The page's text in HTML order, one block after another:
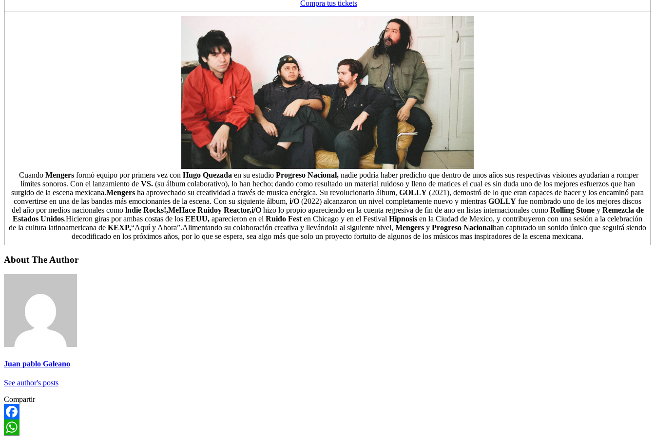
Compra tus tickets
Cuando Mengers formó equipo por primera vez con Hugo Quezada en su estudio Progreso Nacional, nadie podría haber predicho que dentro de unos años sus respectivas visiones ayudarían a romper
límites sonoros. Con el lanzamiento de VS. (su álbum colaborativo), lo han hecho; dando como resultado un material ruidoso y lleno de matices el cual es sin duda uno de los mejores esfuerzos que han
surgido de la escena mexicana.Mengers ha aprovechado su creatividad a través de musica enérgica. Su revolucionario álbum, GOLLY (2021), demostró de lo que eran capaces de hacer y los encaminó para
convertirse en una de las bandas más emocionantes de la escena. Con su siguiente álbum, i/O (2022) alcanzaron un nivel completamente nuevo y mientras GOLLY fue nombrado uno de los mejores discos
del año por medios nacionales como lndie Rocks!,MeHace Ruidoy Reactor,i/O hizo lo propio apareciendo en la cuenta regresiva de fin de ano en listas internacionales como Rolling Stone yRemezcla de
Estados Unidos.Hicieron giras por ambas costas de los EEUU, aparecieron en el Ruido Fest en Chicago y en el Festival Hipnosis en la Ciudad de Mexico, y contribuyeron con una sesión a la celebración
de la cultura latinoamericana de KEXP,“Aquí y Ahora”.Alimentando su colaboración creativa y llevándola al siguiente nivel, Mengers y Progreso Nacionalhan capturado un sonido único que seguirá siendo
decodificado en los próximos años, por lo que se espera, sea algo más que solo un proyecto fortuito de algunos de los músicos mas inspiradores de la escena mexicana.
About The Author
Juan pablo Galeano
See author's posts
Compartir
Facebook